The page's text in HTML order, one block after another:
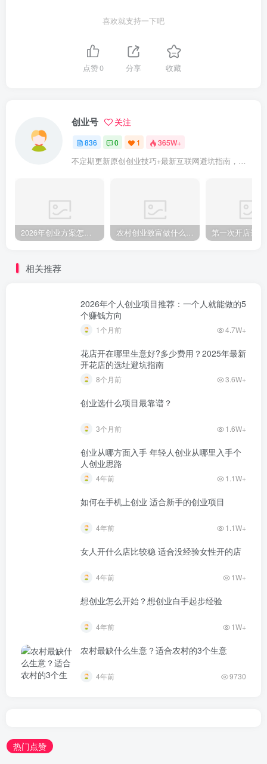
喜欢就支持一下吧
点赞0 分享 收藏
创业号 关注
836 0 1 365W+
不定期更新原创创业技巧+最新互联网避坑指南，助力企业或者个人快速成功创业
2026年创业方案怎么做？从零起步的完整规划步骤 农村创业致富做什么好?2025年农村致富项目（亲身体验）分享真实可行的初期创业路子
相关推荐
2026年个人创业项目推荐：一个人就能做的5
个赚钱方向
1个月前 4.7W+
花店开在哪里生意好?多少费用？2025年最新
开花店的选址避坑指南
8个月前 3.6W+
创业选什么项目最靠谱？
3个月前 1.6W+
创业从哪方面入手 年轻人创业从哪里入手个
人创业思路
4年前 1.1W+
如何在手机上创业 适合新手的创业项目
4年前 1.1W+
女人开什么店比较稳 适合没经验女性开的店
4年前 1W+
想创业怎么开始？想创业白手起步经验
4年前 1W+
农村最缺什么生意？适合农村的3个生意
4年前 9730
热门点赞